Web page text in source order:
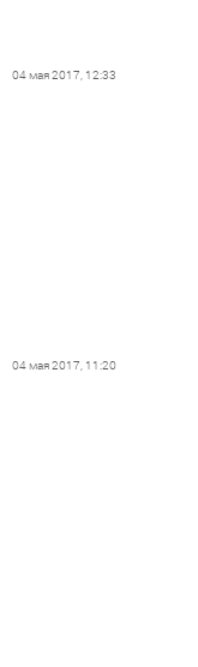
04 мая 2017, 12:33
04 мая 2017, 11:20